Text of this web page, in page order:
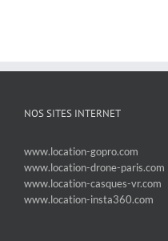
NOS SITES INTERNET
www.location-gopro.com
www.location-drone-paris.com
www.location-casques-vr.com
www.location-insta360.com